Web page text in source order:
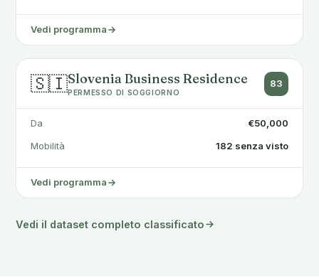
Vedi programma
🇸🇮Slovenia Business Residence
PERMESSO DI SOGGIORNO
83
Da
€50,000
Mobilità
182 senza visto
Vedi programma
Vedi il dataset completo classificato